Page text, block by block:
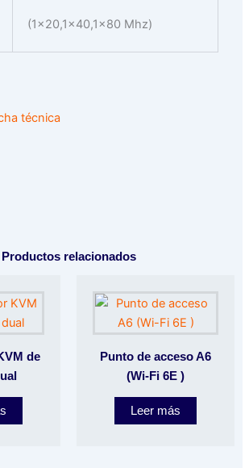
(1×20,1×40,1×80 Mhz)
técnica
Productos relacionados
de
Punto de acceso A6
(Wi-Fi 6E )
Leer más